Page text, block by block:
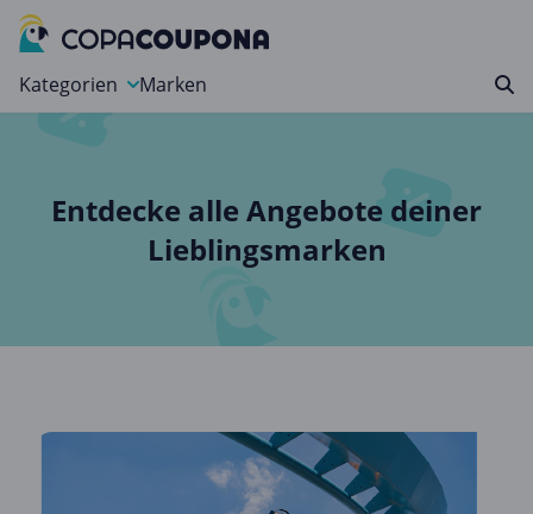
Kategorien
Essen & Trinken
Gaming & Spielzeug
Garten, Haushalt & Tiere
Marken
Entdecke alle Angebote deiner
Lieblingsmarken